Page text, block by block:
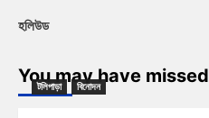
হলিউড
You may have missed
টলিপাড়া বিনোদন